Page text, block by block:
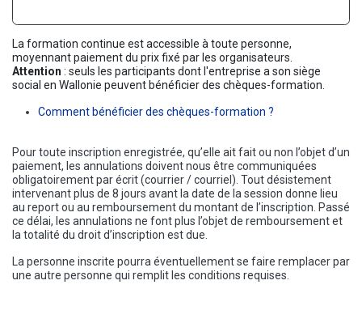
La formation continue est accessible à toute personne,
moyennant paiement du prix fixé par les organisateurs.
Attention : seuls les participants dont l'entreprise a son siège
social en Wallonie peuvent bénéficier des chèques-formation.
Comment bénéficier des chèques-formation ?
Pour toute inscription enregistrée, qu’elle ait fait ou non l’objet d’un
paiement, les annulations doivent nous être communiquées
obligatoirement par écrit (courrier / courriel). Tout désistement
intervenant plus de 8 jours avant la date de la session donne lieu
au report ou au remboursement du montant de l’inscription. Passé
ce délai, les annulations ne font plus l’objet de remboursement et
la totalité du droit d’inscription est due.
La personne inscrite pourra éventuellement se faire remplacer par
une autre personne qui remplit les conditions requises.